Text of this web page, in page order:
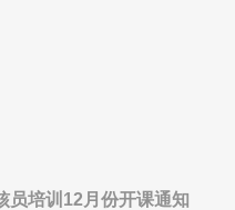
员培训12月份开课通知